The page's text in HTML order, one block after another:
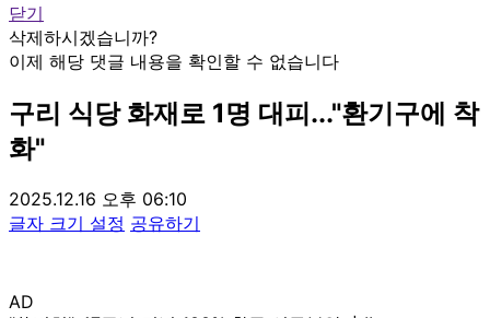
닫기
삭제하시겠습니까?
이제 해당 댓글 내용을 확인할 수 없습니다
구리 식당 화재로 1명 대피..."환기구에 착
화"
2025.12.16 오후 06:10
글자 크기 설정 공유하기
AD